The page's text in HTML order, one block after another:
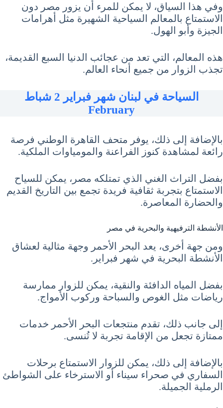
وفي هذا السياق، لا يمكن للمرء أن يزور مصر دون
الاستمتاع بالمعالم السياحية الشهيرة مثل أهرامات
الجيزة وأبو الهول.
هذه المعالم، التي تعد من عجائب الدنيا السبع القديمة،
تجذب الزوار من جميع أنحاء العالم.
السياحة في لبنان شهر فبراير 2 شباط
February
بالإضافة إلى ذلك، يوفر متحف القاهرة الوطني فرصة
رائعة لمشاهدة كنوز الفراعنة والمومياوات الملكية.
بفضل التراث الغني الذي تمتلكه مصر، يمكن للسياح
الاستمتاع بتجربة ثقافية فريدة تجمع بين التاريخ القديم
والحضارة المعاصرة.
الأنشطة الترفيهية والبحرية في مصر
ومن جهة أخرى، يعد البحر الأحمر وجهة مثالية لعشاق
الأنشطة البحرية في شهر فبراير.
بفضل المياه الدافئة والنقية، يمكن للزوار ممارسة
رياضات مثل الغوص والسباحة وركوب الأمواج.
إلى جانب ذلك، تقدم منتجعات البحر الأحمر خدمات
ممتازة تجعل من الإقامة تجربة لا تُنسى.
بالإضافة إلى ذلك، يمكن للزوار الاستمتاع برحلات
السفاري في صحراء سيناء أو الاسترخاء على الشواطئ
الرملية الجميلة.